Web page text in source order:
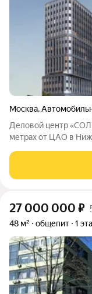
Москва,
Деловой центр
метрах от ЦАО в
коммерческую
достигает 4 метров,
27 000 000 ₽
48 м² общепит 1